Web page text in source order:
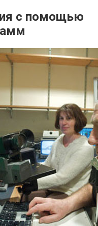
с помощью